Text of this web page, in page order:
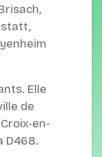
Elle
de
en-
D468.